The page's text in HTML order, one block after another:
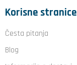
Korisne stranice
Česta pitanja
Blog